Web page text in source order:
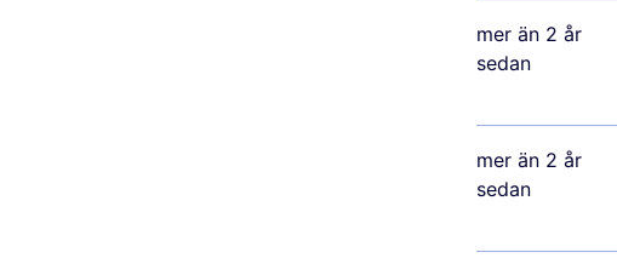
mer än 2 år
sedan
mer än 2 år
sedan